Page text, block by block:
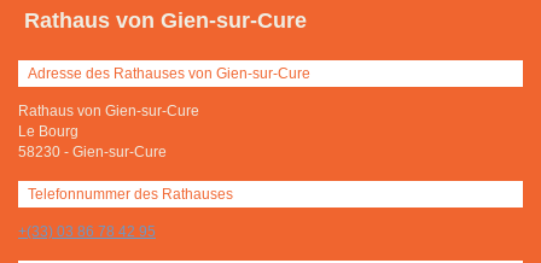
Rathaus von Gien-sur-Cure
Adresse des Rathauses von Gien-sur-Cure
Rathaus von Gien-sur-Cure
Le Bourg
58230 - Gien-sur-Cure
Telefonnummer des Rathauses
+(33) 03 86 78 42 95